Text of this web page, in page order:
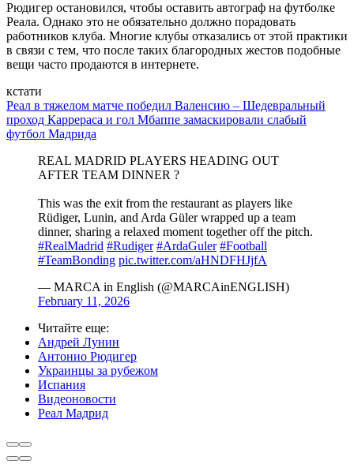
Рюдигер остановился, чтобы оставить автограф на футболке
Реала. Однако это не обязательно должно порадовать
работников клуба. Многие клубы отказались от этой практики
в связи с тем, что после таких благородных жестов подобные
вещи часто продаются в интернете.
кстати
Реал в тяжелом матче победил Валенсию – Шедевральный
проход Каррераса и гол Мбаппе замаскировали слабый
футбол Мадрида
REAL MADRID PLAYERS HEADING OUT
AFTER TEAM DINNER ?
This was the exit from the restaurant as players like
Rüdiger, Lunin, and Arda Güler wrapped up a team
dinner, sharing a relaxed moment together off the pitch.
#RealMadrid #Rudiger #ArdaGuler #Football
#TeamBonding pic.twitter.com/aHNDFHJjfA
— MARCA in English (@MARCAinENGLISH)
February 11, 2026
Читайте еще:
Андрей Лунин
Антонио Рюдигер
Украинцы за рубежом
Испания
Видеоновости
Реал Мадрид